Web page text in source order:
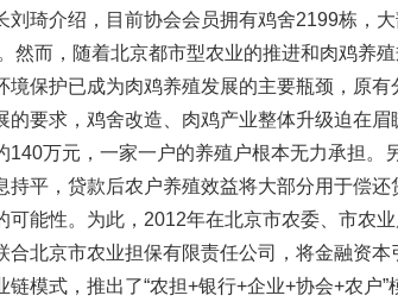
琦介绍，目前协会会员拥有鸡舍2199栋，大
然而，随着北京都市型农业的推进和肉鸡养
境保护已成为肉鸡养殖发展的主要瓶颈，原有
的要求，鸡舍改造、肉鸡产业整体升级迫在眉
140万元，一家一户的养殖户根本无力承担。
持平，贷款后农户养殖效益将大部分用于偿还
可能性。为此，2012年在北京市农委、市农
合北京市农业担保有限责任公司，将金融资本
模式，推出了“农担+银行+企业+协会+农户”